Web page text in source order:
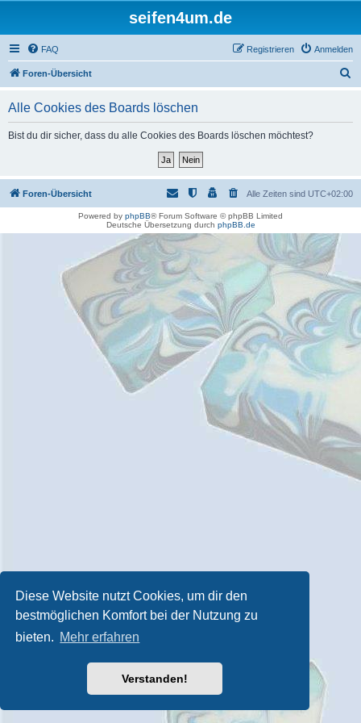
Diese Website nutzt Cookies, um dir den
bestmöglichen Komfort bei der Nutzung zu
bieten. Mehr erfahren
Verstanden!
seifen4um.de
FAQ Anmelden
Registrieren
Foren-Übersicht
Alle Cookies des Boards löschen
Bist du dir sicher, dass du alle Cookies des Boards löschen möchtest?
Foren-Übersicht Alle Zeiten sind UTC+02:00
Powered by phpBB® Forum Software © phpBB Limited
Deutsche Übersetzung durch phpBB.de